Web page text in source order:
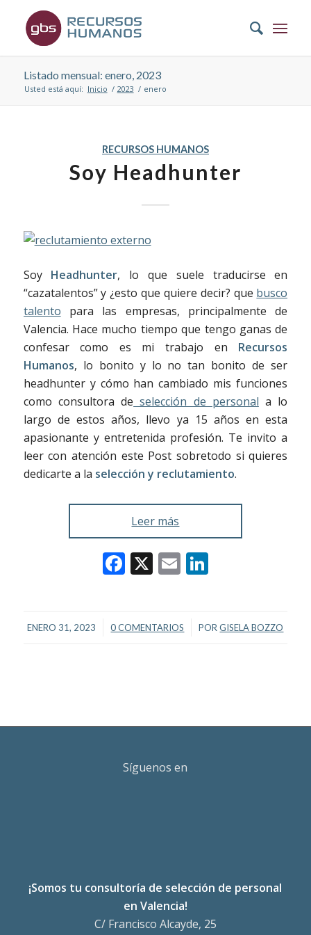
Listado mensual: enero, 2023
Usted está aquí: Inicio / 2023 / enero
RECURSOS HUMANOS
Soy Headhunter
Soy Headhunter, lo que suele traducirse en
“cazatalentos” y ¿esto que quiere decir? que busco
talento para las empresas, principalmente de
Valencia. Hace mucho tiempo que tengo ganas de
confesar como es mi trabajo en Recursos
Humanos, lo bonito y lo no tan bonito de ser
headhunter y cómo han cambiado mis funciones
como consultora de selección de personal a lo
largo de estos años, llevo ya 15 años en esta
apasionante y entretenida profesión. Te invito a
leer con atención este Post sobretodo si quieres
dedicarte a la selección y reclutamiento.
Leer más
Facebook
X EmailLinkedIn
ENERO 31, 2023
/ 0 COMENTARIOS
/ PORGISELA BOZZO
Síguenos en
¡Somos tu consultoría de selección de personal
en Valencia!
C/ Francisco Alcayde, 25